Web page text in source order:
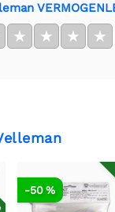
★ ★ ★ ★
-50 %